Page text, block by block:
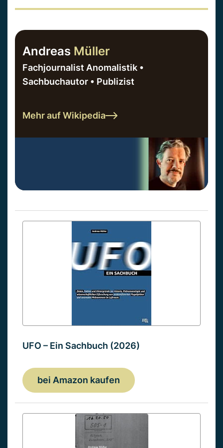
Andreas Müller
Fachjournalist Anomalistik •
Sachbuchautor • Publizist
Mehr auf Wikipedia
UFO – Ein Sachbuch (2026)
bei Amazon kaufen